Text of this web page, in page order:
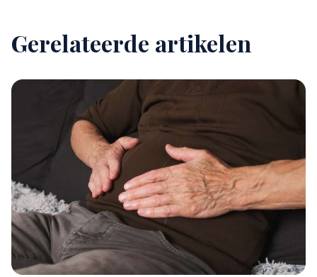
Gerelateerde artikelen